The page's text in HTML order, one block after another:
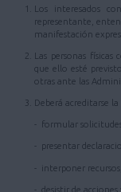
Los interesados
representante,
manifestación
Las personas físicas
que ello esté
otras ante las
Deberá acreditarse
- formular
- presentar
- interponer recursos,
- desistir de acciones